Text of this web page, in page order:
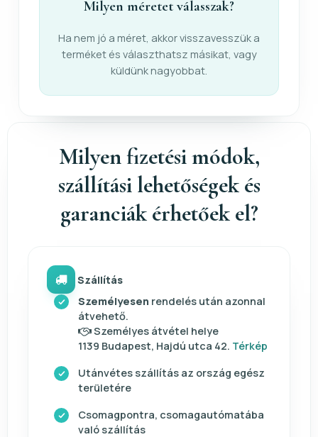
Milyen méretet válasszak?
Ha nem jó a méret, akkor visszavesszük a
terméket és választhatsz másikat, vagy
küldünk nagyobbat.
Milyen fizetési módok,
szállítási lehetőségek és
garanciák érhetőek el?
Szállítás
Személyesen rendelés után azonnal
átvehető.
Személyes átvétel helye
1139 Budapest, Hajdú utca 42. Térkép
Utánvétes szállítás az ország egész
területére
Csomagpontra, csomagautómatába
való szállítás